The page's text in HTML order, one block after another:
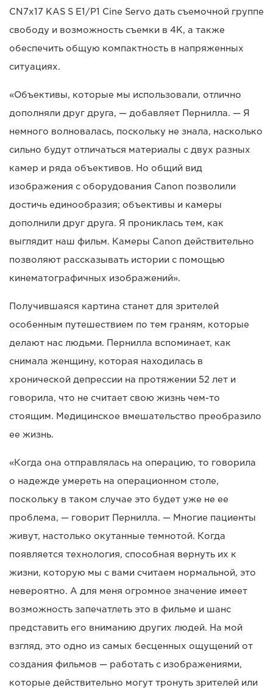
CN7x17 KAS S E1/P1 Cine Servo дать съемочной группе
свободу и возможность съемки в 4K, а также
обеспечить общую компактность в напряженных
ситуациях.
«Объективы, которые мы использовали, отлично
дополняли друг друга, — добавляет Пернилла. — Я
немного волновалась, поскольку не знала, насколько
сильно будут отличаться материалы с двух разных
камер и ряда объективов. Но общий вид
изображения с оборудования Canon позволили
достичь единообразия; объективы и камеры
дополнили друг друга. Я прониклась тем, как
выглядит наш фильм. Камеры Canon действительно
позволяют рассказывать истории с помощью
кинематографичных изображений».
Получившаяся картина станет для зрителей
особенным путешествием по тем граням, которые
делают нас людьми. Пернилла вспоминает, как
снимала женщину, которая находилась в
хронической депрессии на протяжении 52 лет и
говорила, что не считает свою жизнь чем-то
стоящим. Медицинское вмешательство преобразило
ее жизнь.
«Когда она отправлялась на операцию, то говорила
о надежде умереть на операционном столе,
поскольку в таком случае это будет уже не ее
проблема, — говорит Пернилла. — Многие пациенты
живут, настолько окутанные темнотой. Когда
появляется технология, способная вернуть их к
жизни, которую мы с вами считаем нормальной, это
невероятно. А для меня огромное значение имеет
возможность запечатлеть это в фильме и шанс
представить его вниманию других людей. На мой
взгляд, это одно из самых бесценных ощущений от
создания фильмов — работать с изображениями,
которые действительно могут тронуть зрителей или